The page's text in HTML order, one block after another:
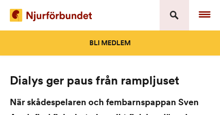
content
BLI MEDLEM
Dialys ger paus från rampljuset
När skådespelaren och fembarnspappan Sven